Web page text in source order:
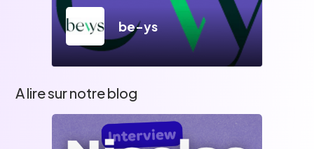
be-ys
A lire sur notre blog